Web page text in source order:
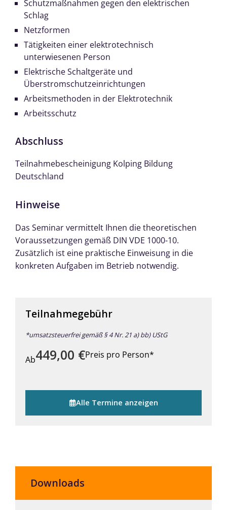
Schutzmaßnahmen gegen den elektrischen
Schlag
Netzformen
Tätigkeiten einer elektrotechnisch
unterwiesenen Person
Elektrische Schaltgeräte und
Überstromschutzeinrichtungen
Arbeitsmethoden in der Elektrotechnik
Arbeitsschutz
Abschluss
Teilnahmebescheinigung Kolping Bildung
Deutschland
Hinweise
Das Seminar vermittelt Ihnen die theoretischen
Voraussetzungen gemäß DIN VDE 1000-10.
Zusätzlich ist eine praktische Einweisung in die
konkreten Aufgaben im Betrieb notwendig.
Teilnahmegebühr
*umsatzsteuerfrei gemäß § 4 Nr. 21 a) bb) UStG
Ab449,00 €Preis pro Person*
Alle Termine anzeigen
Downloads